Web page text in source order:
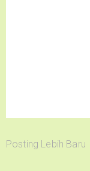
Posting Lebih Baru